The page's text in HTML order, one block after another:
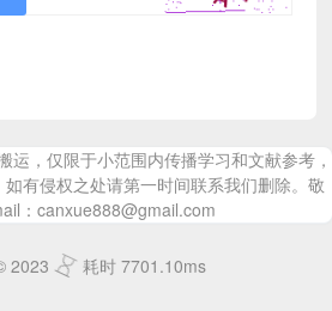
运，仅限于小范围内传播学习和文献参考，
有侵权之处请第一时间联系我们删除。敬
：canxue888@gmail.com
2023 耗时 7701.10ms